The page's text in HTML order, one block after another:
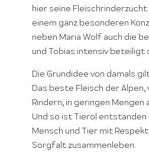
hier seine Fleischrinderzucht
einem ganz besonderen
neben Maria Wolf auch die
und Tobias intensiv beteiligt
Die Grundidee von damals
Das beste Fleisch der
Rindern, in geringen Mengen
Und so ist Tierol entstanden
Mensch und Tier mit
Sorgfalt zusammenleben.